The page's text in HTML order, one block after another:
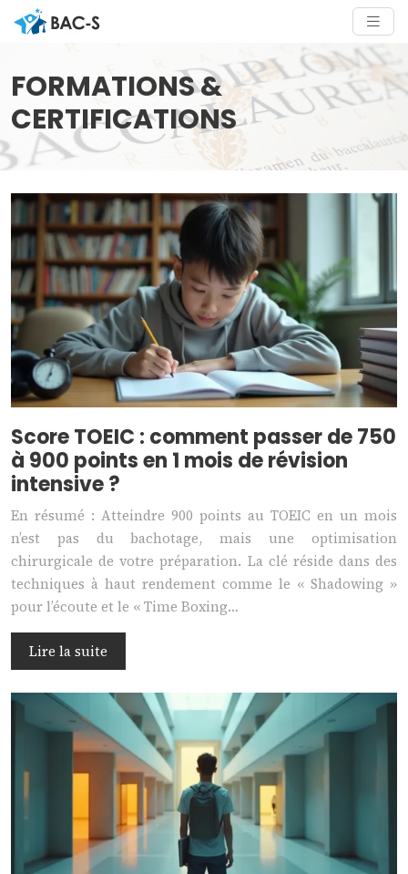
FORMATIONS &
CERTIFICATIONS
Score TOEIC : comment passer de 750
à 900 points en 1 mois de révision
intensive ?
En résumé : Atteindre 900 points au TOEIC en un mois
n’est pas du bachotage, mais une optimisation
chirurgicale de votre préparation. La clé réside dans des
techniques à haut rendement comme le « Shadowing »
pour l’écoute et le « Time Boxing…
Lire la suite